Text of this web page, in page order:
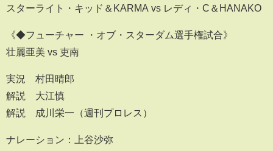
スターライト・キッド＆KARMA vs レディ・C＆HANAKO
《◆フューチャー ・オブ・スターダム選手権試合》
壮麗亜美 vs 吏南
実況 村田晴郎
解説 大江慎
解説 成川栄一（週刊プロレス）
ナレーション：上谷沙弥